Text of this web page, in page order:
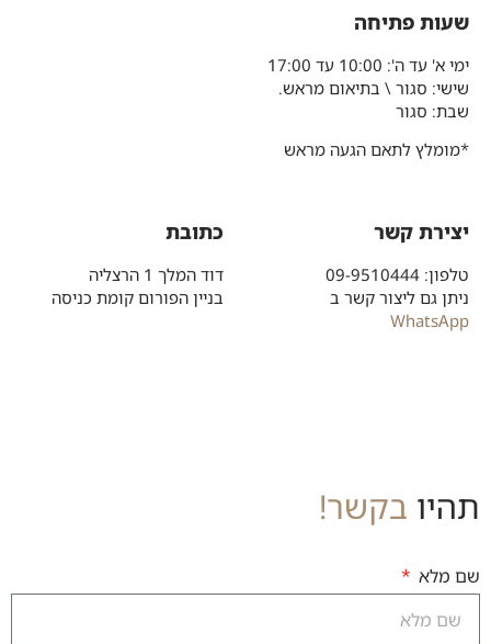
שעות פתיחה
ימי א' עד ה': 10:00 עד 17:00
שישי: סגור \ בתיאום מראש.
שבת: סגור
*מומלץ לתאם הגעה מראש
יצירת קשר
טלפון: 09-9510444
ניתן גם ליצור קשר ב
WhatsApp
כתובת
דוד המלך 1 הרצליה
בניין הפורום קומת כניסה
תהיו בקשר!
שם מלא